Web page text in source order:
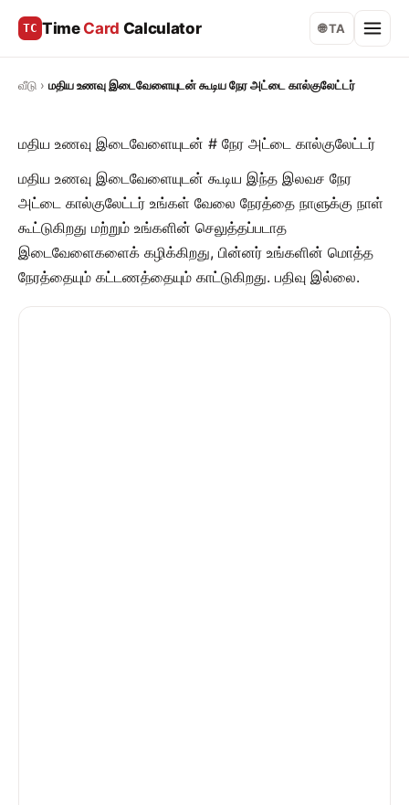
TC Time Card Calculator 🌐 TA
வீடு › மதிய உணவு இடைவேளையுடன் கூடிய நேர அட்டை கால்குலேட்டர்
மதிய உணவு இடைவேளையுடன் # நேர அட்டை கால்குலேட்டர்
மதிய உணவு இடைவேளையுடன் கூடிய இந்த இலவச நேர
அட்டை கால்குலேட்டர் உங்கள் வேலை நேரத்தை நாளுக்கு நாள்
கூட்டுகிறது மற்றும் உங்களின் செலுத்தப்படாத
இடைவேளைகளைக் கழிக்கிறது, பின்னர் உங்களின் மொத்த
நேரத்தையும் கட்டணத்தையும் காட்டுகிறது. பதிவு இல்லை.